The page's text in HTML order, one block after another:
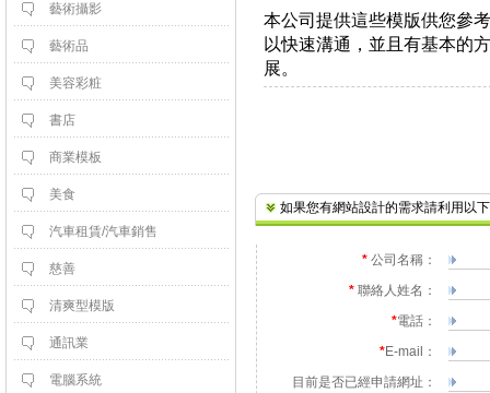
藝術攝影
藝術品
美容彩粧
書店
商業模板
美食
汽車租賃/汽車銷售
慈善
清爽型模版
通訊業
電腦系統
本公司提供這些模版供您參
以快速溝通，並且有基本的
展。
如果您有網站設計的需求請利用以
* 公司名稱：
* 聯絡人姓名：
*電話：
*E-mail：
目前是否已經申請網址：